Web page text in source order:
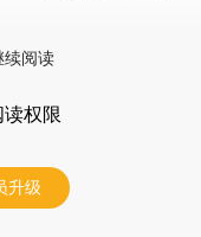
续阅读
读权限
升级